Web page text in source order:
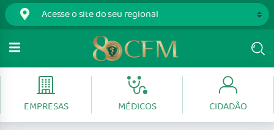
EMPRESAS MÉDICOS CIDADÃO